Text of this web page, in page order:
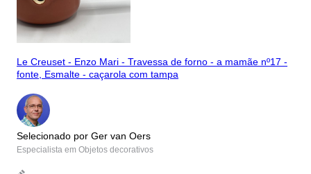
Le Creuset - Enzo Mari - Travessa de forno - a mamãe nº17 -
fonte, Esmalte - caçarola com tampa
Selecionado por Ger van Oers
Especialista em Objetos decorativos